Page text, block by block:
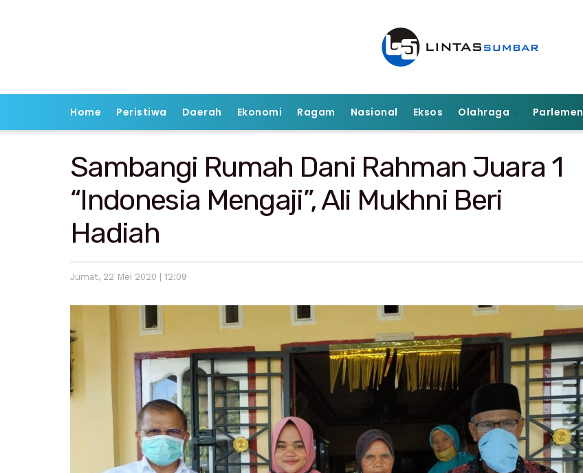
Home Peristiwa Daerah Ekonomi Ragam Nasional Eksos Olahraga Parlemen
Sambangi Rumah Dani Rahman Juara 1
“Indonesia Mengaji”, Ali Mukhni Beri
Hadiah
Jumat, 22 Mei 2020 | 12:09